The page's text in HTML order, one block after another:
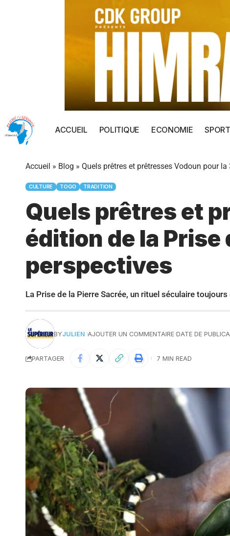
ACCUEIL POLITIQUE ECONOMIE
Accueil » Blog » Quels prêtres et prêtresses Vodoun pour
CULTURE TOGO TRADITION
Quels prêtres et
édition de la Prise
perspectives
La Prise de la Pierre Sacrée, un rituel séculaire toujours
BYJULIEN AJOUTER UN COMMENTAIRE DATE DE
PARTAGER 7 MIN READ